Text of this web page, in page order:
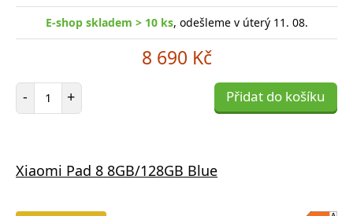
E-shop skladem > 10 ks, odešleme v úterý 11. 08.
8 690 Kč
- Počet položek
+ Přidat do košíku
Xiaomi Pad 8 8GB/128GB Blue